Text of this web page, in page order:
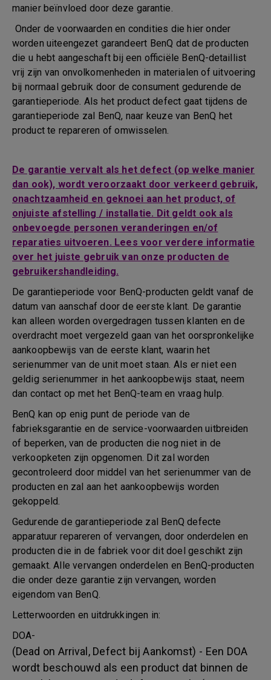
manier beïnvloed door deze garantie.
Onder de voorwaarden en condities die hier onder
worden uiteengezet garandeert BenQ dat de producten
die u hebt aangeschaft bij een officiële BenQ-detaillist
vrij zijn van onvolkomenheden in materialen of uitvoering
bij normaal gebruik door de consument gedurende de
garantieperiode. Als het product defect gaat tijdens de
garantieperiode zal BenQ, naar keuze van BenQ het
product te repareren of omwisselen.
De garantie vervalt als het defect (op welke manier
dan ook), wordt veroorzaakt door verkeerd gebruik,
onachtzaamheid en geknoei aan het product, of
onjuiste afstelling / installatie. Dit geldt ook als
onbevoegde personen veranderingen en/of
reparaties uitvoeren. Lees voor verdere informatie
over het juiste gebruik van onze producten de
gebruikershandleiding.
De garantieperiode voor BenQ-producten geldt vanaf de
datum van aanschaf door de eerste klant. De garantie
kan alleen worden overgedragen tussen klanten en de
overdracht moet vergezeld gaan van het oorspronkelijke
aankoopbewijs van de eerste klant, waarin het
serienummer van de unit moet staan. Als er niet een
geldig serienummer in het aankoopbewijs staat, neem
dan contact op met het BenQ-team en vraag hulp.
BenQ kan op enig punt de periode van de
fabrieksgarantie en de service-voorwaarden uitbreiden
of beperken, van de producten die nog niet in de
verkoopketen zijn opgenomen. Dit zal worden
gecontroleerd door middel van het serienummer van de
producten en zal aan het aankoopbewijs worden
gekoppeld.
Gedurende de garantieperiode zal BenQ defecte
apparatuur repareren of vervangen, door onderdelen en
producten die in de fabriek voor dit doel geschikt zijn
gemaakt. Alle vervangen onderdelen en BenQ-producten
die onder deze garantie zijn vervangen, worden
eigendom van BenQ.
Letterwoorden en uitdrukkingen in:
DOA-
(Dead on Arrival, Defect bij Aankomst) - Een DOA
wordt beschouwd als een product dat binnen de